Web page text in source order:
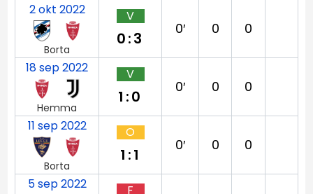
2 okt 2022
Borta
V
0:3
0′ 0 0
18 sep 2022
Hemma
V
1:0
0′ 0 0
11 sep 2022
Borta
O
1:1
0′ 0 0
5 sep 2022 F